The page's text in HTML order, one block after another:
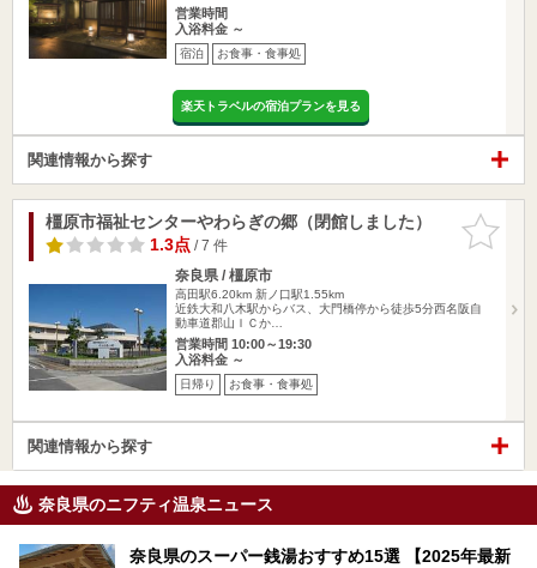
営業時間
入浴料金 ～
宿泊 お食事・食事処
楽天トラベルの宿泊プランを見る
関連情報から探す
お気に入
りに追加
橿原市福祉センターやわらぎの郷（閉館しました）
1.3点/ 7 件
奈良県 / 橿原市
高田駅6.20km 新ノ口駅1.55km
近鉄大和八木駅からバス、大門橋停から徒歩5分西名阪自
動車道郡山ＩＣか…
営業時間 10:00～19:30
入浴料金 ～
日帰り お食事・食事処
関連情報から探す
奈良県のニフティ温泉ニュース
奈良県のスーパー銭湯おすすめ15選 【2025年最新